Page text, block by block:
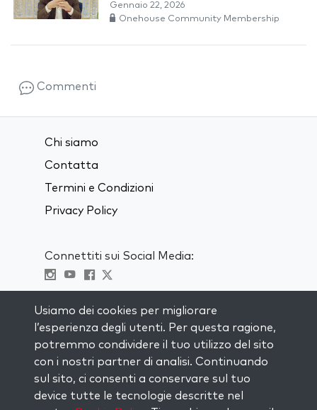
Gennaio 22, 2026
Onehouse Community Membership
Commenti
Chi siamo
Contatta
Termini e Condizioni
Privacy Policy
Connettiti sui Social Media:
RIMANI AGGIORNATO
Iscriviti alla nostra mailing list e ricevi
ispirazione ogni settimana nella tua
casella di posta.
Usiamo dei cookies per migliorare
l’esperienza degli utenti. Per questa ragione,
potremmo condividere il tuo utilizzo del sito
con i nostri partner di analisi. Continuando
sul sito, ci consenti a conservare sul tuo
device tutte le tecnologie descritte nel